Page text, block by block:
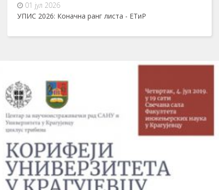
01 јул 2026
УПИС 2026: Коначна ранг листа - ЕТиР